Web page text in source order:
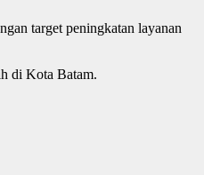
target peningkatan layanan
di Kota Batam.